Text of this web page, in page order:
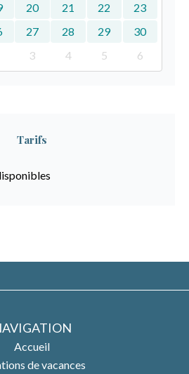
20 21 22
23
27 28 29
30
3 4 5 6
Tarifs
Accueil
de vacances